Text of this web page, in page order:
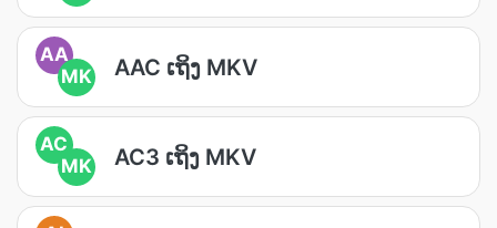
AA
MK
AAC ເຖິງ MKV
AC
MK
AC3 ເຖິງ MKV